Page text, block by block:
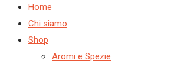
Home
Chi siamo
Shop
Aromi e Spezie